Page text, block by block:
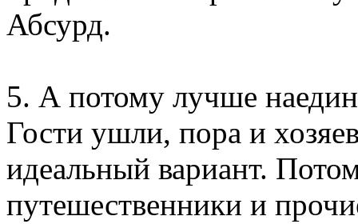
Абсурд.
5. А потому лучше
Гости ушли, пора и
идеальный вариант.
путешественники и